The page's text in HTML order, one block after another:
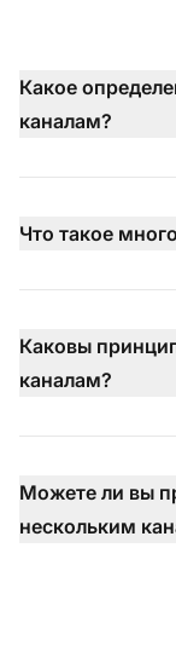
Какое
каналам?
Что такое
Каковы
каналам?
Можете ли вы
нескольким